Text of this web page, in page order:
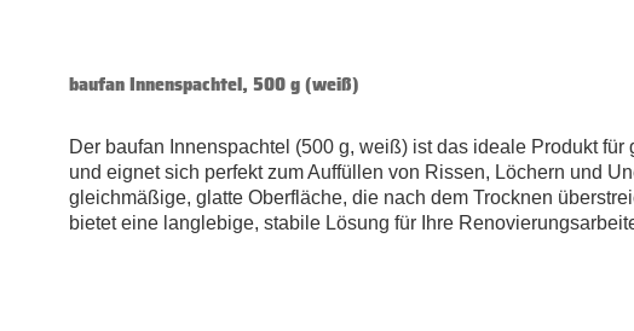
baufan Innenspachtel, 500 g (weiß)
Der baufan Innenspachtel (500 g, weiß) ist das ideale Produkt
und eignet sich perfekt zum Auffüllen von Rissen, Löchern und
gleichmäßige, glatte Oberfläche, die nach dem Trocknen
bietet eine langlebige, stabile Lösung für Ihre